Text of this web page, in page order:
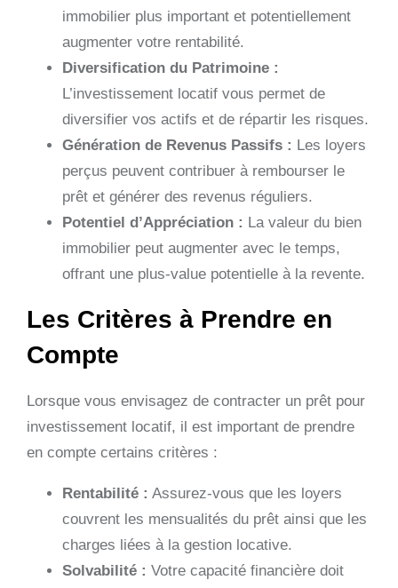
immobilier plus important et potentiellement
augmenter votre rentabilité.
Diversification du Patrimoine :
L’investissement locatif vous permet de
diversifier vos actifs et de répartir les risques.
Génération de Revenus Passifs : Les loyers
perçus peuvent contribuer à rembourser le
prêt et générer des revenus réguliers.
Potentiel d’Appréciation : La valeur du bien
immobilier peut augmenter avec le temps,
offrant une plus-value potentielle à la revente.
Les Critères à Prendre en
Compte
Lorsque vous envisagez de contracter un prêt pour
investissement locatif, il est important de prendre
en compte certains critères :
Rentabilité : Assurez-vous que les loyers
couvrent les mensualités du prêt ainsi que les
charges liées à la gestion locative.
Solvabilité : Votre capacité financière doit